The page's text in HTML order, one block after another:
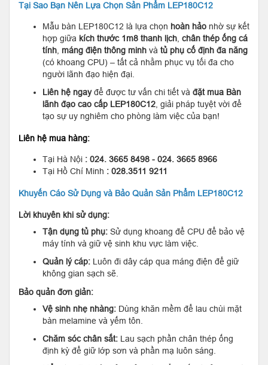
Tại Sao Bạn Nên Lựa Chọn Sản Phẩm LEP180C12
Mẫu bàn LEP180C12 là lựa chọn hoàn hảo nhờ sự kết
hợp giữa kích thước 1m8 thanh lịch, chân thép ống cá
tính, máng điện thông minh và tủ phụ cố định đa năng
(có khoang CPU) – tất cả nhằm phục vụ tối đa cho
người lãnh đạo hiện đại.
Liên hệ ngayđể được tư vấn chi tiết và đặt mua Bàn
lãnh đạo cao cấp LEP180C12, giải pháp tuyệt vời để
tạo sự uy nghiêm cho phòng làm việc của bạn!
Liên hệ mua hàng:
Tại Hà Nội : 024. 3665 8498 - 024. 3665 8966
Tại Hồ Chí Minh : 028.3511 9211
Khuyến Cáo Sử Dụng và Bảo Quản Sản Phẩm LEP180C12
Lời khuyên khi sử dụng:
Tận dụng tủ phụ: Sử dụng khoang để CPU để bảo vệ
máy tính và giữ vệ sinh khu vực làm việc.
Quản lý cáp: Luôn đi dây cáp qua máng điện để giữ
không gian sạch sẽ.
Bảo quản đơn giản:
Vệ sinh nhẹ nhàng: Dùng khăn mềm để lau chùi mặt
bàn melamine và yếm tôn.
Chăm sóc chân sắt: Lau sạch phần chân thép ống
định kỳ để giữ lớp sơn và phần mạ luôn sáng.